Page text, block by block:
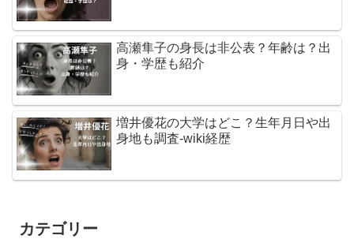
高瀬隼子の身長は非公表？年齢は？出
身・学歴も紹介
増井優花の大学はどこ？生年月日や出
身地も調査-wiki経歴
カテゴリー